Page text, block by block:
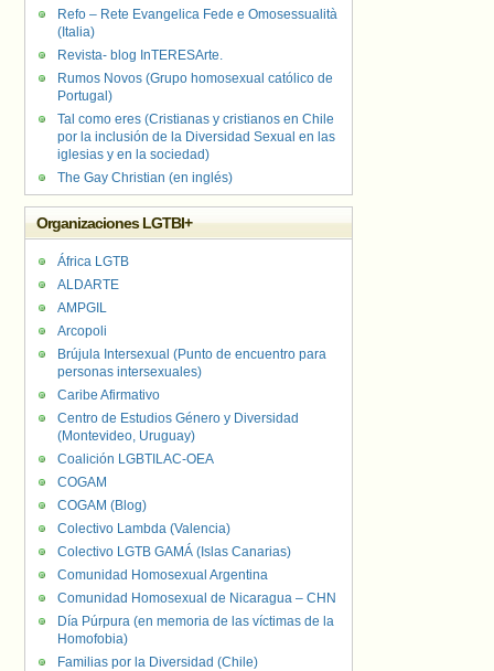
Refo – Rete Evangelica Fede e Omosessualità
(Italia)
Revista- blog InTERESArte.
Rumos Novos (Grupo homosexual católico de
Portugal)
Tal como eres (Cristianas y cristianos en Chile
por la inclusión de la Diversidad Sexual en las
iglesias y en la sociedad)
The Gay Christian (en inglés)
Organizaciones LGTBI+
África LGTB
ALDARTE
AMPGIL
Arcopoli
Brújula Intersexual (Punto de encuentro para
personas intersexuales)
Caribe Afirmativo
Centro de Estudios Género y Diversidad
(Montevideo, Uruguay)
Coalición LGBTILAC-OEA
COGAM
COGAM (Blog)
Colectivo Lambda (Valencia)
Colectivo LGTB GAMÁ (Islas Canarias)
Comunidad Homosexual Argentina
Comunidad Homosexual de Nicaragua – CHN
Día Púrpura (en memoria de las víctimas de la
Homofobia)
Familias por la Diversidad (Chile)